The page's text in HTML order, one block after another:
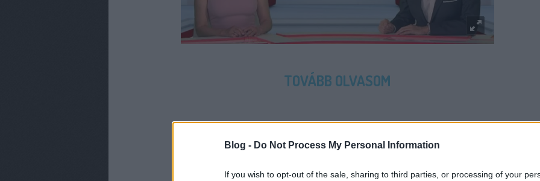
Blog - Do Not Process My Personal Information
If you wish to opt-out of the sale, sharing to third parties, or processing of your
TOVÁBB OLVASOM
CÍMKÉK:TV2 RTL TÉNYEK BARABÁS ÉVA GÖNCZI GÁBOR MARSI ANIKÓ MI